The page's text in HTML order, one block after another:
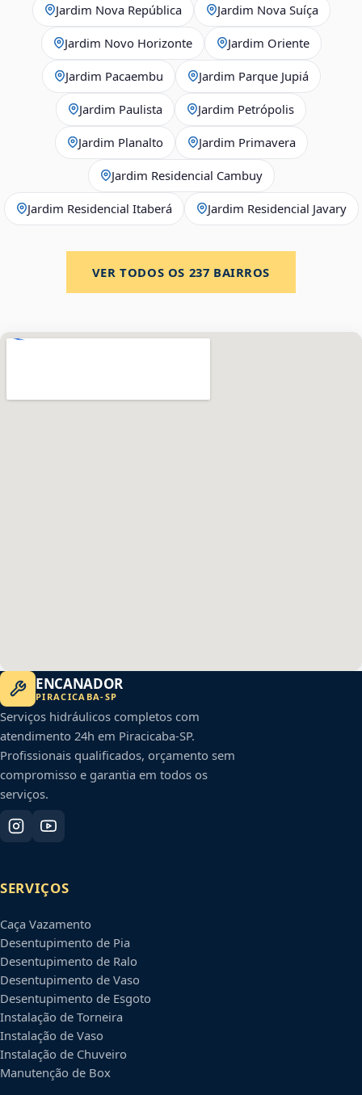
Jardim Nova República Jardim Nova Suíça
Jardim Novo Horizonte Jardim Oriente
Jardim Pacaembu Jardim Parque Jupiá
Jardim Paulista Jardim Petrópolis
Jardim Planalto Jardim Primavera
Jardim Residencial Cambuy
Jardim Residencial Itaberá Jardim Residencial Javary
VER TODOS OS 237 BAIRROS
ENCANADOR
PIRACICABA-SP
Serviços hidráulicos completos com
atendimento 24h em Piracicaba-SP.
Profissionais qualificados, orçamento sem
compromisso e garantia em todos os
serviços.
SERVIÇOS
Caça Vazamento
Desentupimento de Pia
Desentupimento de Ralo
Desentupimento de Vaso
Desentupimento de Esgoto
Instalação de Torneira
Instalação de Vaso
Instalação de Chuveiro
Manutenção de Box